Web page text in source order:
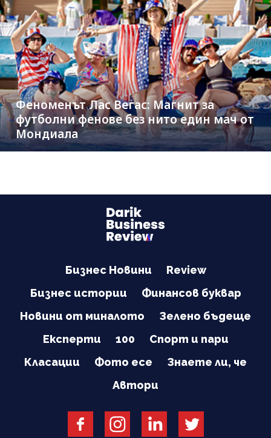
Феноменът Лас Вегас: Магнит за
футболни фенове без нито един мач от
Мондиала
Бизнес Новини
Review
Бизнес истории
Финансов буквар
Новини от миналото
Зелено бъдеще
Експерти
100
Спорт и пари
Класации
Фото есе
Знаете ли, че
Автори